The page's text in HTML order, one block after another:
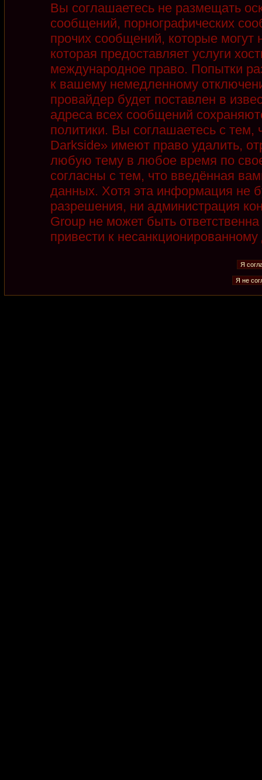
Вы соглашаетесь не размещать
сообщений, порнографических
прочих сообщений, которые
которая предоставляет услуги
международное право. Попытки
к вашему немедленному
провайдер будет поставлен в
адреса всех сообщений
политики. Вы соглашаетесь с
Darkside» имеют право удалить,
любую тему в любое время по
согласны с тем, что введённая
данных. Хотя эта информация не
разрешения, ни администрация
Group не может быть
привести к несанкционированному